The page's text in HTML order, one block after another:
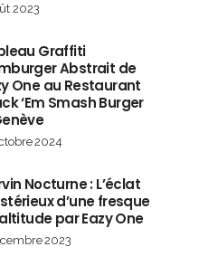
2023
Graffiti
Abstrait de
One au Restaurant
‘Em Smash Burger
2024
Nocturne : L’éclat
d’une fresque
par Eazy One
2023